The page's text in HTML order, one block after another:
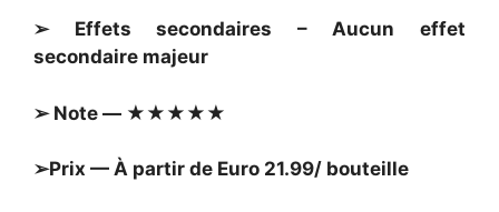
➢ Effets secondaires – Aucun effet
secondaire majeur
➢ Note — ★★★★★
➢Prix — À partir de Euro 21.99/ bouteille